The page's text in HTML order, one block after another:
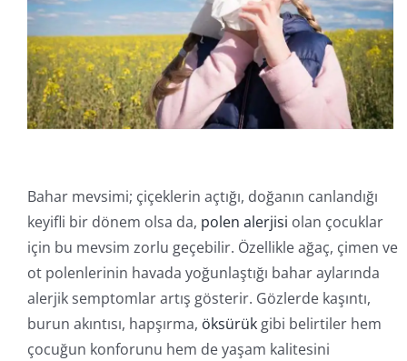
İletişim
Online İşlemler
Bahar mevsimi; çiçeklerin açtığı, doğanın canlandığı
keyifli bir dönem olsa da, polen alerjisi olan çocuklar
için bu mevsim zorlu geçebilir. Özellikle ağaç, çimen ve
ot polenlerinin havada yoğunlaştığı bahar aylarında
alerjik semptomlar artış gösterir. Gözlerde kaşıntı,
burun akıntısı, hapşırma, öksürükgibi belirtiler hem
çocuğun konforunu hem de yaşam kalitesini